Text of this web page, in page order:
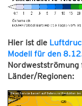
Hier ist die
Modell für den
Nordwestströmung
Länder/Regionen: